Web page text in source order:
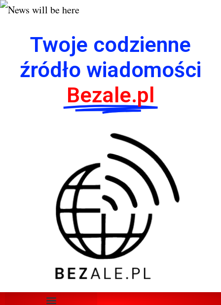
Twoje codzienne
źródło wiadomości
Bezale.pl